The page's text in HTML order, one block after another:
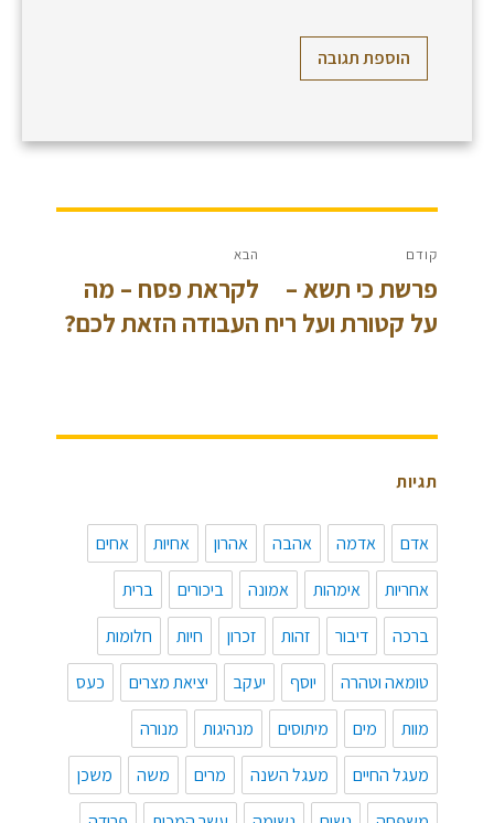
הוספת תגובה
קודם
הפוסט
הקודם:
פרשת כי תשא –
על קטורת ועל ריח
הבא
הפוסט
הבא:
לקראת פסח – מה
העבודה הזאת לכם?
תגיות
אדם אדמה אהבה אהרון אחיות
אחים
אחריות
אימהות אמונה ביכורים
ברית
ברכה
דיבור זהות זכרון חיות
חלומות
טומאה וטהרה
יוסף יעקב יציאת מצרים
כעס
מוות
מים מיתוסים מנהיגות
מנורה
מעגל החיים
מעגל השנה מרים משה
משכן